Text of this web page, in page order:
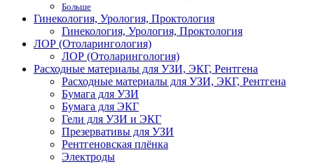
Больше
Гинекология, Урология, Проктология
Гинекология, Урология, Проктология
ЛОР (Отоларингология)
ЛОР (Отоларингология)
Расходные материалы для УЗИ, ЭКГ, Рентгена
Расходные материалы для УЗИ, ЭКГ, Рентгена
Бумага для УЗИ
Бумага для ЭКГ
Гели для УЗИ и ЭКГ
Презервативы для УЗИ
Рентгеновская плёнка
Электроды